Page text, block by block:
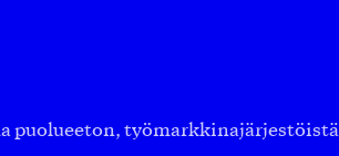
puolueeton, työmarkkinajärjestöistä